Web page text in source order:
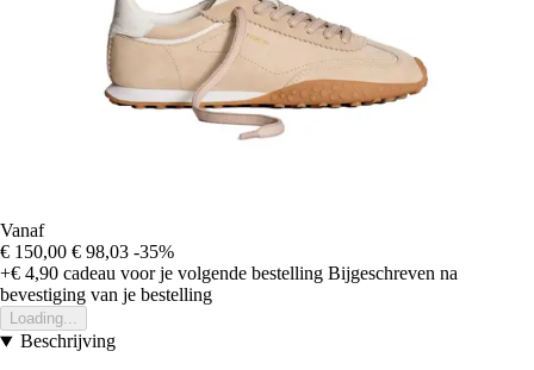
Vanaf
€ 150,00 € 98,03 -35%
+€ 4,90 cadeau voor je volgende bestelling Bijgeschreven na
bevestiging van je bestelling
Loading...
Beschrijving